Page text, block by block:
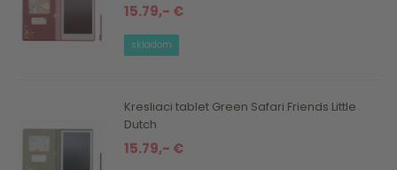
15.79,- €
skladom
Kresliaci tablet Green Safari Friends Little
Dutch
15.79,- €